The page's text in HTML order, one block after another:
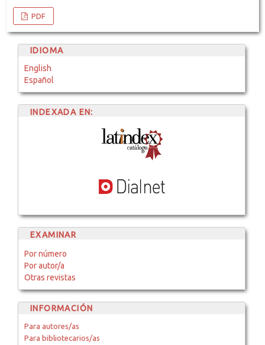
PDF
IDIOMA
English
Español
INDEXADA EN:
EXAMINAR
Por número
Por autor/a
Otras revistas
INFORMACIÓN
Para autores/as
Para bibliotecarios/as